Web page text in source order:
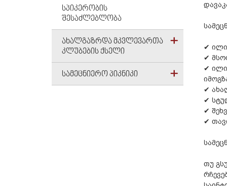
ᲡᲞᲘᲙᲔᲠᲝᲑᲘᲡ
ᲨᲔᲡᲐᲫᲚᲔᲑᲚᲝᲑᲐ
ᲐᲮᲐᲚᲒᲐᲖᲠᲓᲐ ᲛᲙᲕᲚᲔᲕᲐᲠᲗᲐ
ᲙᲚᲣᲑᲔᲑᲘᲡ ᲥᲡᲔᲚᲘ
ᲡᲐᲛᲔᲪᲜᲘᲔᲠᲝ ᲞᲘᲙᲜᲘᲙᲘ
✔
✔
✔
✔
✔
✔
✔
თუ